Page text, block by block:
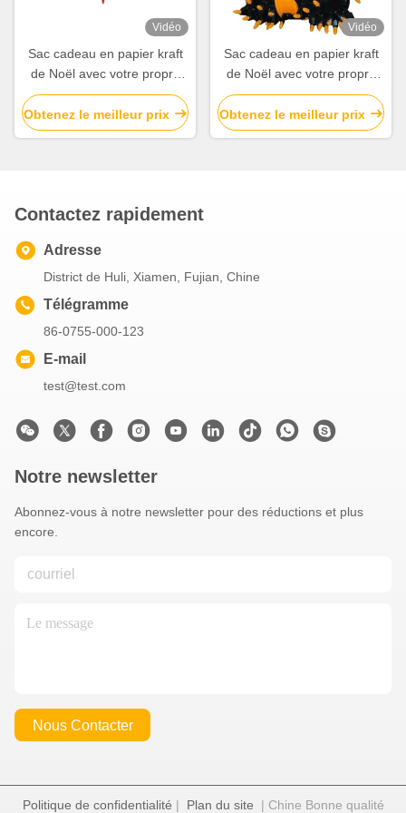
properly!""The Pico 4's visual clarity is fantastic
once you dial in the IPD correctly. The manual
adjustment is smooth, and finding that sweet spot
makes all the difference. No more eye strain
during long sessions. Highly r
Vidéo
Sac cadeau en papier kraft
de Noël avec votre propre
logo pour la fête de Noël
Obtenez le meilleur prix
Vidéo
Sac cadeau en papier kraft
de Noël avec votre propre
logo pour la fête de Noël
Obtenez le meilleur prix
Contactez rapidement
Adresse
District de Huli, Xiamen, Fujian, Chine
Télégramme
86-0755-000-123
E-mail
test@test.com
Notre newsletter
Abonnez-vous à notre newsletter pour des réductions et plus
encore.
Nous Contacter
Politique de confidentialité | Plan du site | Chine Bonne qualité